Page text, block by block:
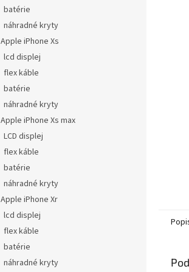
batérie
náhradné kryty
Apple iPhone Xs
lcd displej
flex káble
batérie
náhradné kryty
Apple iPhone Xs max
LCD displej
flex káble
batérie
náhradné kryty
Apple iPhone Xr
lcd displej
flex káble
batérie
náhradné kryty